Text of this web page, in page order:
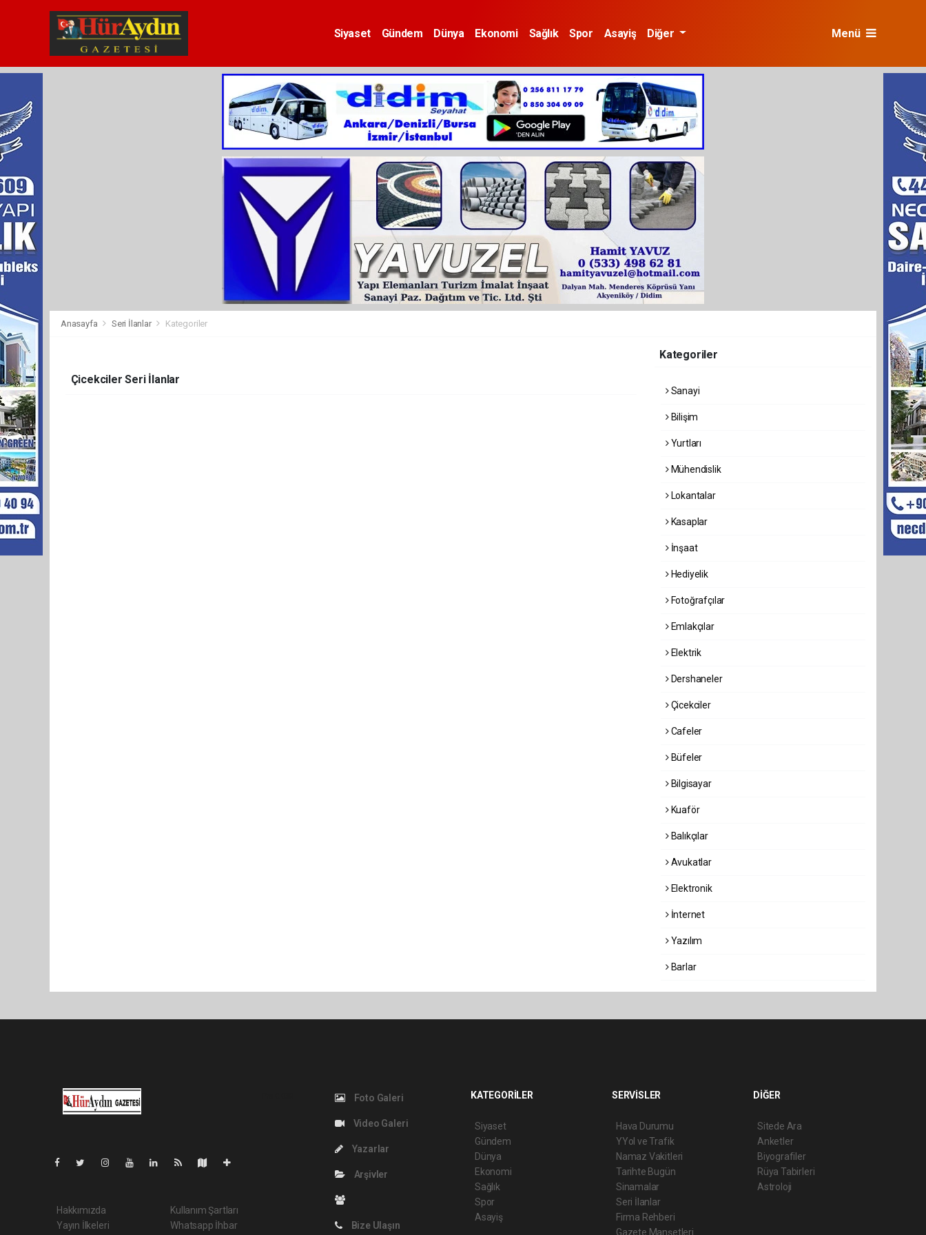
Siyaset Gündem Dünya Ekonomi Sağlık Spor Asayiş Diğer Menü
Anasayfa Seri İlanlar Kategoriler
Çicekciler Seri İlanlar
Kategoriler
Sanayi
Bilişim
Yurtları
Mühendislik
Lokantalar
Kasaplar
İnşaat
Hediyelik
Fotoğrafçılar
Emlakçılar
Elektrik
Dershaneler
Çicekciler
Cafeler
Büfeler
Bilgisayar
Kuaför
Balıkçılar
Avukatlar
Elektronik
İnternet
Yazılım
Barlar
Hakkımızda
Yayın İlkeleri
Kullanım Şartları
Whatsapp İhbar
Foto Galeri
Video Galeri
Yazarlar
Arşivler
Bize Ulaşın
KATEGORİLER
Siyaset
Gündem
Dünya
Ekonomi
Sağlık
Spor
Asayiş
SERVİSLER
Hava Durumu
YYol ve Trafik
Namaz Vakitleri
Tarihte Bugün
Sinamalar
Seri İlanlar
Firma Rehberi
Gazete Manşetleri
DİĞER
Sitede Ara
Anketler
Biyografiler
Rüya Tabirleri
Astroloji